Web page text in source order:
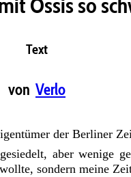
Text
von Verlo
der Berliner
aber wenige
sondern meine